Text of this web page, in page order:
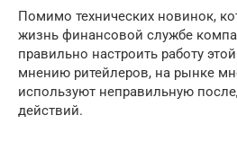
Помимо технических новинок,
жизнь финансовой службе
правильно настроить работу
мнению ритейлеров, на рынке
используют неправильную
действий.